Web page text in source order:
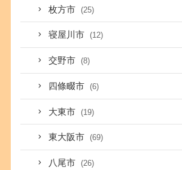
枚方市 (25)
寝屋川市 (12)
交野市 (8)
四條畷市 (6)
大東市 (19)
東大阪市 (69)
八尾市 (26)